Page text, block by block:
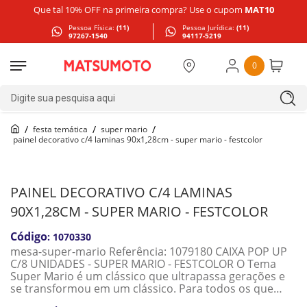
Que tal 10% OFF na primeira compra? Use o cupom MAT10
Pessoa Física: (11)
97267-1540
Pessoa Jurídica: (11)
94117-5219
0
Digite sua pesquisa aqui
festa temática
super mario
painel decorativo c/4 laminas 90x1,28cm - super mario - festcolor
PAINEL DECORATIVO C/4 LAMINAS
90X1,28CM - SUPER MARIO - FESTCOLOR
: 1070330
mesa-super-mario Referência: 1079180 CAIXA POP UP
C/8 UNIDADES - SUPER MARIO - FESTCOLOR O Tema
Super Mario é um clássico que ultrapassa gerações e
se transformou em um clássico. Para todos os que